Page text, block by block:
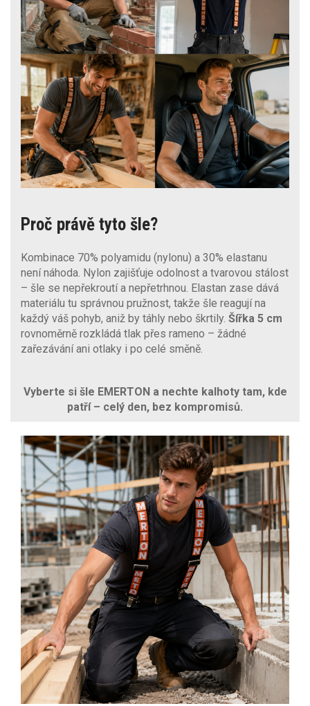
Proč právě tyto šle?
Kombinace 70% polyamidu (nylonu) a 30% elastanu
není náhoda. Nylon zajišťuje odolnost a tvarovou stálost
– šle se nepřekroutí a nepřetrhnou. Elastan zase dává
materiálu tu správnou pružnost, takže šle reagují na
každý váš pohyb, aniž by táhly nebo škrtily. Šířka 5 cm
rovnoměrně rozkládá tlak přes rameno – žádné
zařezávání ani otlaky i po celé směně.
Vyberte si šle EMERTON a nechte kalhoty tam, kde
patří – celý den, bez kompromisů.